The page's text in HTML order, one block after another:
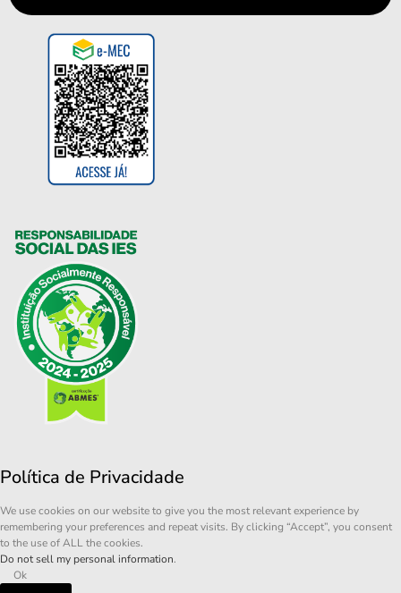
Política de Privacidade
We use cookies on our website to give you the most relevant experience by
remembering your preferences and repeat visits. By clicking “Accept”, you consent
to the use of ALL the cookies.
Do not sell my personal information.
Ok